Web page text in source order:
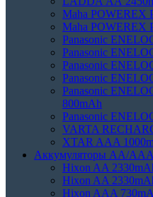
Maha POWEREX
Maha POWEREX
Panasonic
Panasonic
Panasonic
Panasonic
Panasonic
800mAh
Panasonic
VARTA
XTAR AAA
Аккумуляторы АА/
Hixon AA
Hixon AA
Hixon AAA